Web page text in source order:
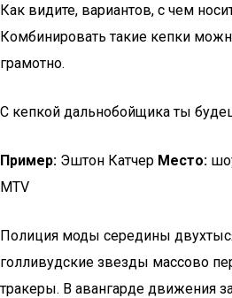
Как видите, вариантов, с чем
Комбинировать такие кепки
грамотно.
С кепкой дальнобойщика ты
Пример: Эштон Катчер Место:
MTV
Полиция моды середины
голливудские звезды массово
тракеры. В авангарде движения